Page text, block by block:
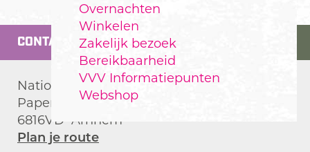
Overnachten
Winkelen
Zakelijk bezoek
Bereikbaarheid
VVV Informatiepunten
Webshop
CONTACT
Nationaal Sportcentrum Papendal
Papendallaan 3
6816VD Arnhem
Plan je routen